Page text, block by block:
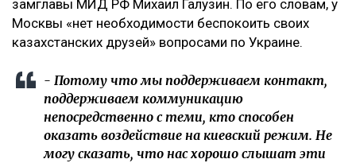
замглавы МИД РФ Михаил Галузин. По его словам, у
Москвы «нет необходимости беспокоить своих
казахстанских друзей» вопросами по Украине.
‎- Потому что мы поддерживаем контакт,
поддерживаем коммуникацию
непосредственно с теми, кто способен
оказать воздействие на киевский режим. Не
могу сказать, что нас хорошо слышат эти